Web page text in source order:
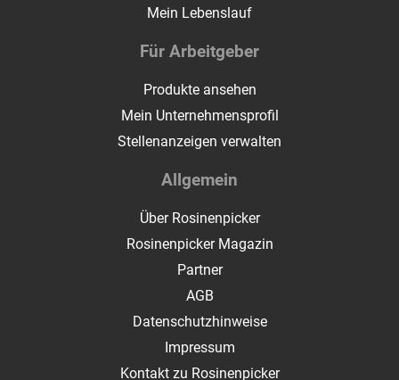
Mein Lebenslauf
Für Arbeitgeber
Produkte ansehen
Mein Unternehmensprofil
Stellenanzeigen verwalten
Allgemein
Über Rosinenpicker
Rosinenpicker Magazin
Partner
AGB
Datenschutzhinweise
Impressum
Kontakt zu Rosinenpicker